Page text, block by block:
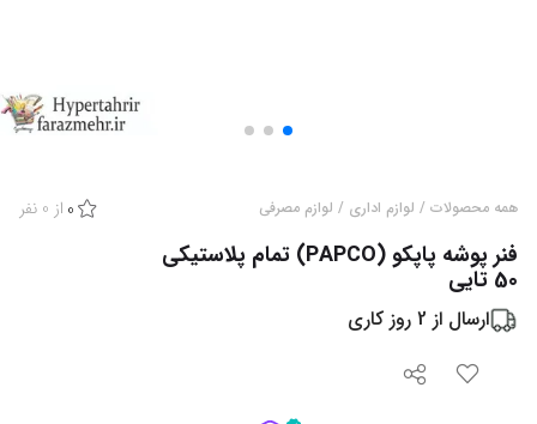
همه محصولات / لوازم اداری / لوازم مصرفی 0 از 0 نفر
فنر پوشه پاپکو (PAPCO) تمام پلاستیکی
50 تایی
ارسال از 2 روز کاری